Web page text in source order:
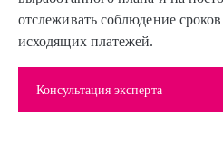
отслеживать соблюдение
исходящих платежей.
Консультация эксперта